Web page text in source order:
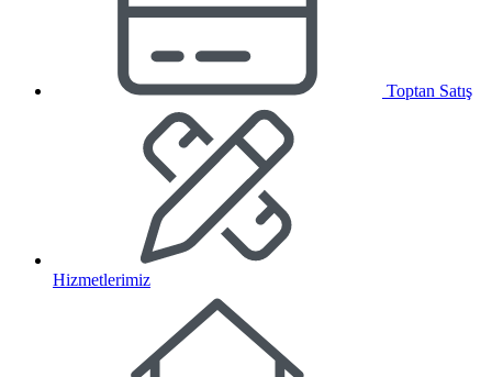
Toptan Satış
Hizmetlerimiz